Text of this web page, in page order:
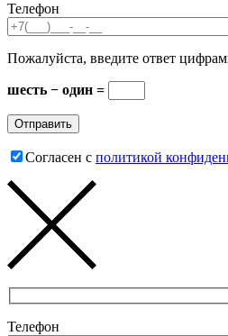
Телефон
Пожалуйста, введите ответ
шесть − один =
Согласен с политикой
Телефон